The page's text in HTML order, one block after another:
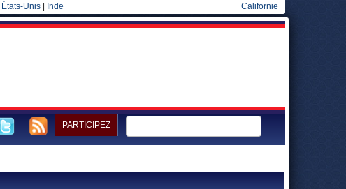
États-Unis Inde Californie
PARTICIPEZ